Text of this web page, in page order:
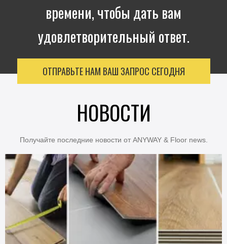
времени, чтобы дать вам
удовлетворительный ответ.
ОТПРАВЬТЕ НАМ ВАШ ЗАПРОС СЕГОДНЯ
НОВОСТИ
Получайте последние новости от ANYWAY & Floor news.